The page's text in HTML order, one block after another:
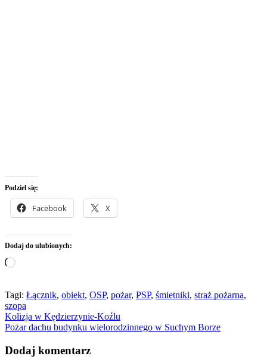
Podziel się:
Facebook X
Dodaj do ulubionych:
Wczytywanie…
Tagi: Łącznik, obiekt, OSP, pożar, PSP, śmietniki, straż pożarna,
szopa
Nawigacja
wpisu
Kolizja w Kędzierzynie-Koźlu
Pożar dachu budynku wielorodzinnego w Suchym Borze
Dodaj komentarz